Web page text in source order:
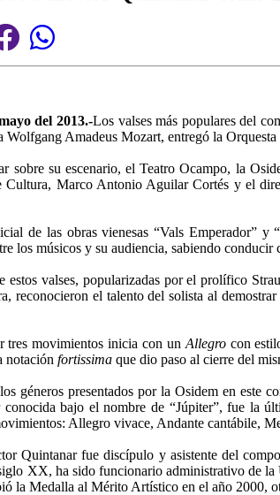
del 2013.-Los valses más populares del
Wolfgang Amadeus Mozart, entregó la
sobre su escenario, el Teatro Ocampo, la
Cultura, Marco Antonio Aguilar Cortés y el
de las obras vienesas “Vals Emperador”
los músicos y su audiencia, sabiendo
estos valses, popularizadas por el prolífico
reconocieron el talento del solista al
tres movimientos inicia con un Allegrocon
notación fortissima que dio paso al cierre del
géneros presentados por la Osidem en
bajo el nombre de “Júpiter”, fue la
Allegro vivace, Andante cantábile,
Quintanar fue discípulo y asistente del
XX, ha sido funcionario administrativo
la Medalla al Mérito Artístico en el año 2000,